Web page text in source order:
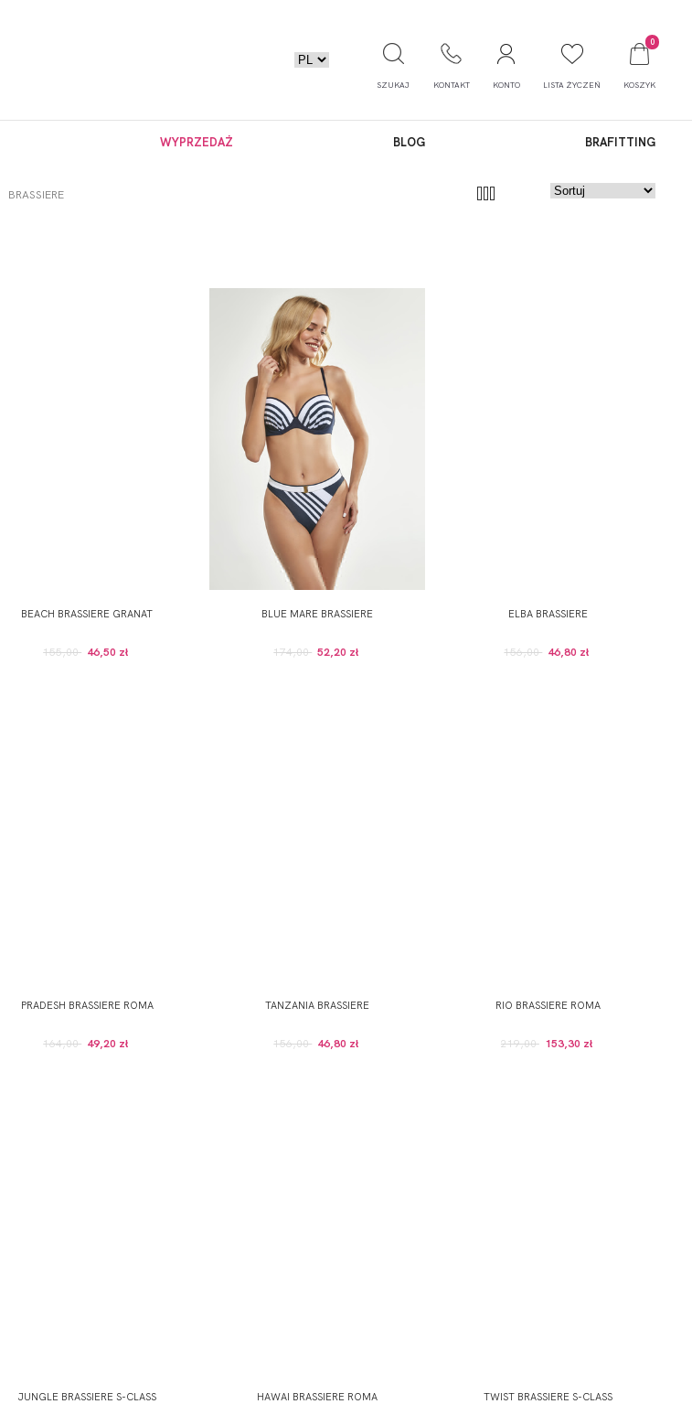
SZUKAJ KONTAKT KONTO LISTA ŻYCZEŃ
0
KOSZYK
WYPRZEDAŻ BLOG BRAFITTING
BRASSIERE
BEACH BRASSIERE GRANAT
155,00 46,50 zł
BLUE MARE BRASSIERE
174,00 52,20 zł
ELBA BRASSIERE
156,00 46,80 zł
PRADESH BRASSIERE ROMA
164,00 49,20 zł
TANZANIA BRASSIERE
156,00 46,80 zł
RIO BRASSIERE ROMA
219,00 153,30 zł
JUNGLE BRASSIERE S-CLASS HAWAI BRASSIERE ROMA TWIST BRASSIERE S-CLASS